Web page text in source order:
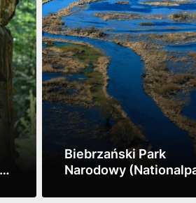
Biebrzański Park
Narodowy
Mehr sehen